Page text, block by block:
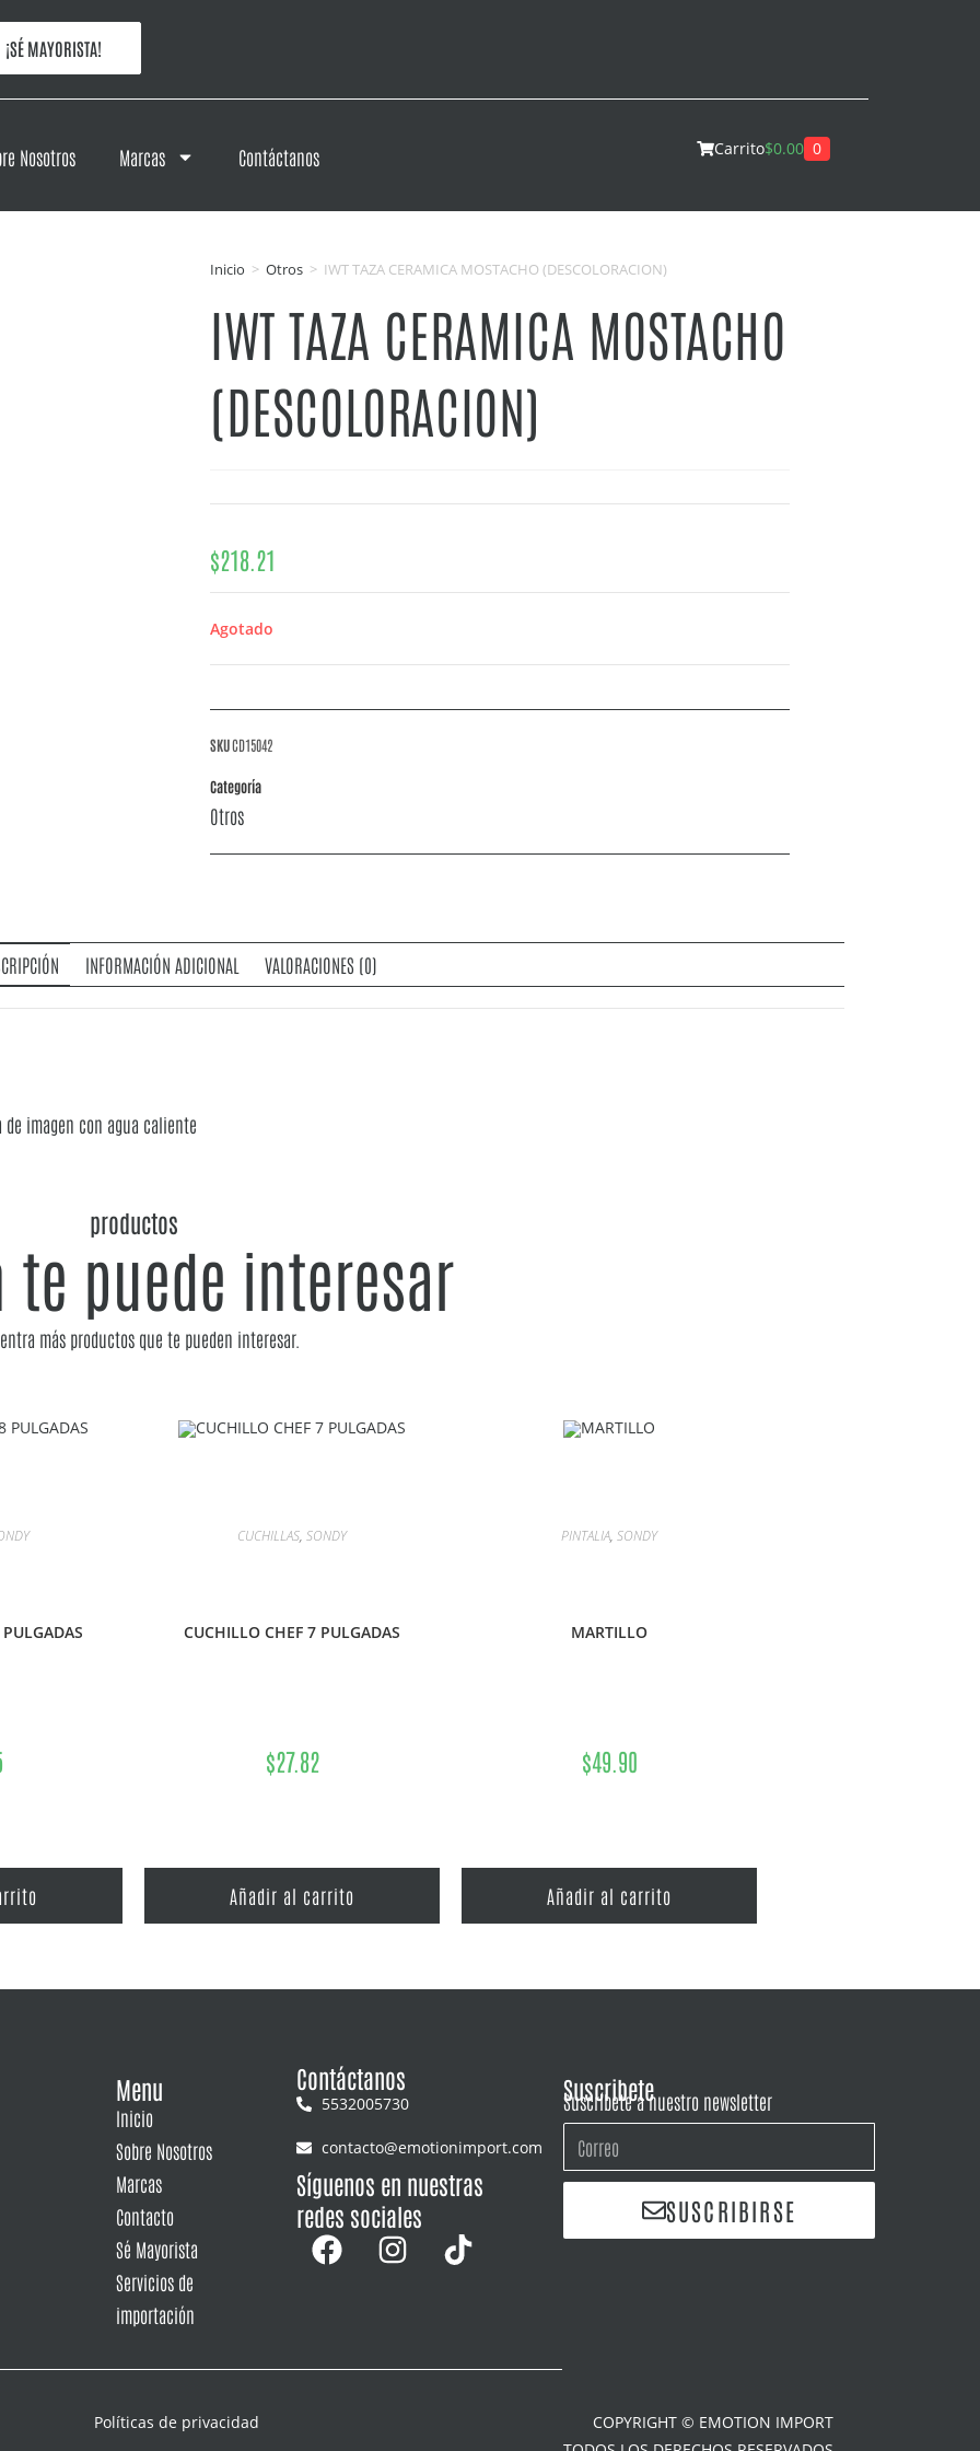
¡SÉ MAYORISTA!
Nosotros Marcas Contáctanos Carrito$0.00 0
Inicio > Otros > IWT TAZA CERAMICA MOSTACHO (DESCOLORACION)
IWT TAZA CERAMICA MOSTACHO
(DESCOLORACION)
$218.21
Agotado
SKUCD15042
Categoría
Otros
INFORMACIÓN ADICIONAL VALORACIONES (0)
imagen con agua caliente
productos
te puede interesar
más productos que te pueden interesar.
CUCHILLAS, SONDY
CUCHILLO CHEF 7 PULGADAS
$27.82
Añadir al carrito
PINTALIA, SONDY
MARTILLO
$49.90
Añadir al carrito
Menu
Inicio
Sobre Nosotros
Marcas
Contacto
Sé Mayorista
Servicios de
importación
Contáctanos
5532005730
contacto@emotionimport.com
Síguenos en nuestras
redes sociales
Suscribete
Suscríbete a nuestro newsletter
SUSCRIBIRSE
Políticas de privacidad
COPYRIGHT © EMOTION IMPORT